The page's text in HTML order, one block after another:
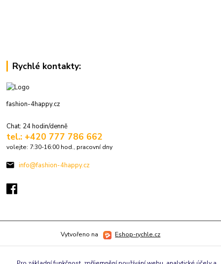
Rychlé kontakty:
fashion-4happy.cz
Chat: 24 hodin/denně
tel.: +420 777 786 662
volejte: 7:30-16:00 hod., pracovní dny
info@fashion-4happy.cz
Vytvořeno na Eshop-rychle.cz